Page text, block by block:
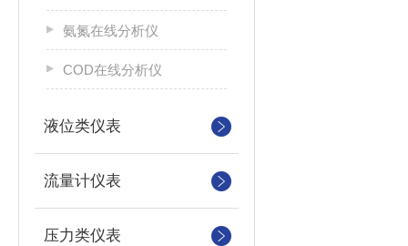
氨氮在线分析仪
COD在线分析仪
液位类仪表
流量计仪表
压力类仪表